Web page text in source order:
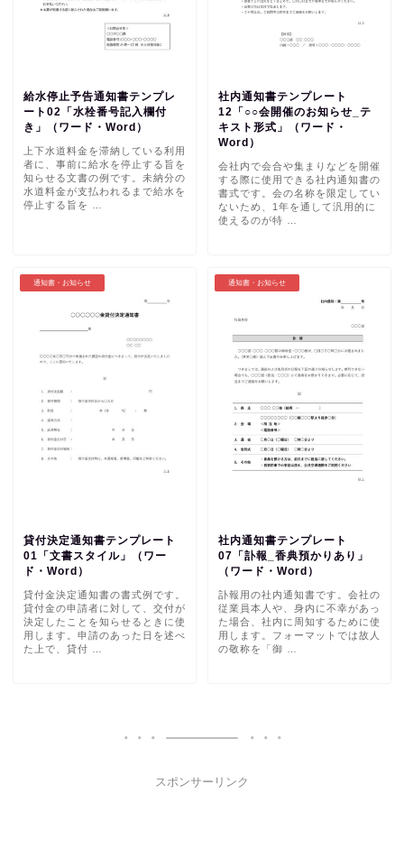
給水停止予告通知書テンプレ
ート02「水栓番号記入欄付
き」（ワード・Word）
上下水道料金を滞納している利用
者に、事前に給水を停止する旨を
知らせる文書の例です。未納分の
水道料金が支払われるまで給水を
停止する旨を …
社内通知書テンプレート
12「○○会開催のお知らせ_テ
キスト形式」（ワード・
Word）
会社内で会合や集まりなどを開催
する際に使用できる社内通知書の
書式です。会の名称を限定してい
ないため、1年を通して汎用的に
使えるのが特 …
通知書・お知らせ
貸付決定通知書テンプレート
01「文書スタイル」（ワー
ド・Word）
貸付金決定通知書の書式例です。
貸付金の申請者に対して、交付が
決定したことを知らせるときに使
用します。申請のあった日を述べ
た上で、貸付 …
通知書・お知らせ
社内通知書テンプレート
07「訃報_香典預かりあり」
（ワード・Word）
訃報用の社内通知書です。会社の
従業員本人や、身内に不幸があっ
た場合、社内に周知するために使
用します。フォーマットでは故人
の敬称を「御 …
スポンサーリンク